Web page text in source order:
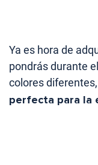
Ya es hora de
pondrás durante
colores diferentes,
perfecta para la